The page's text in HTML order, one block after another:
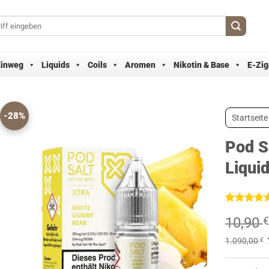
Liquids Coils Aromen Nikotin & Base E-
-28% Startseite
Pod
mit 5von
5, basierend
auf
10,90€
1.090,00€